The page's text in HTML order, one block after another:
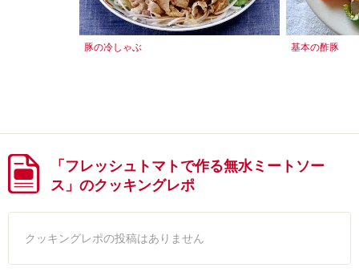
豚の冷しゃぶ 基本の酢豚
「フレッシュトマトで作る無水ミートソー
ス」のクッキングレポ
クッキングレポの投稿はありません